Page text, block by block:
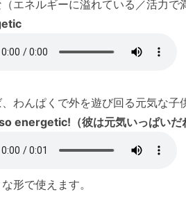
エネルギーに溢れている／活力で
わんぱくで外を遊び回る元気な子
energetic!（彼は元気いっぱいだ
形で使えます。